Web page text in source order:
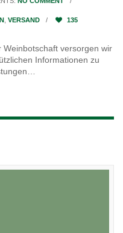
VERSAND 135
versorgen wir
Informationen zu